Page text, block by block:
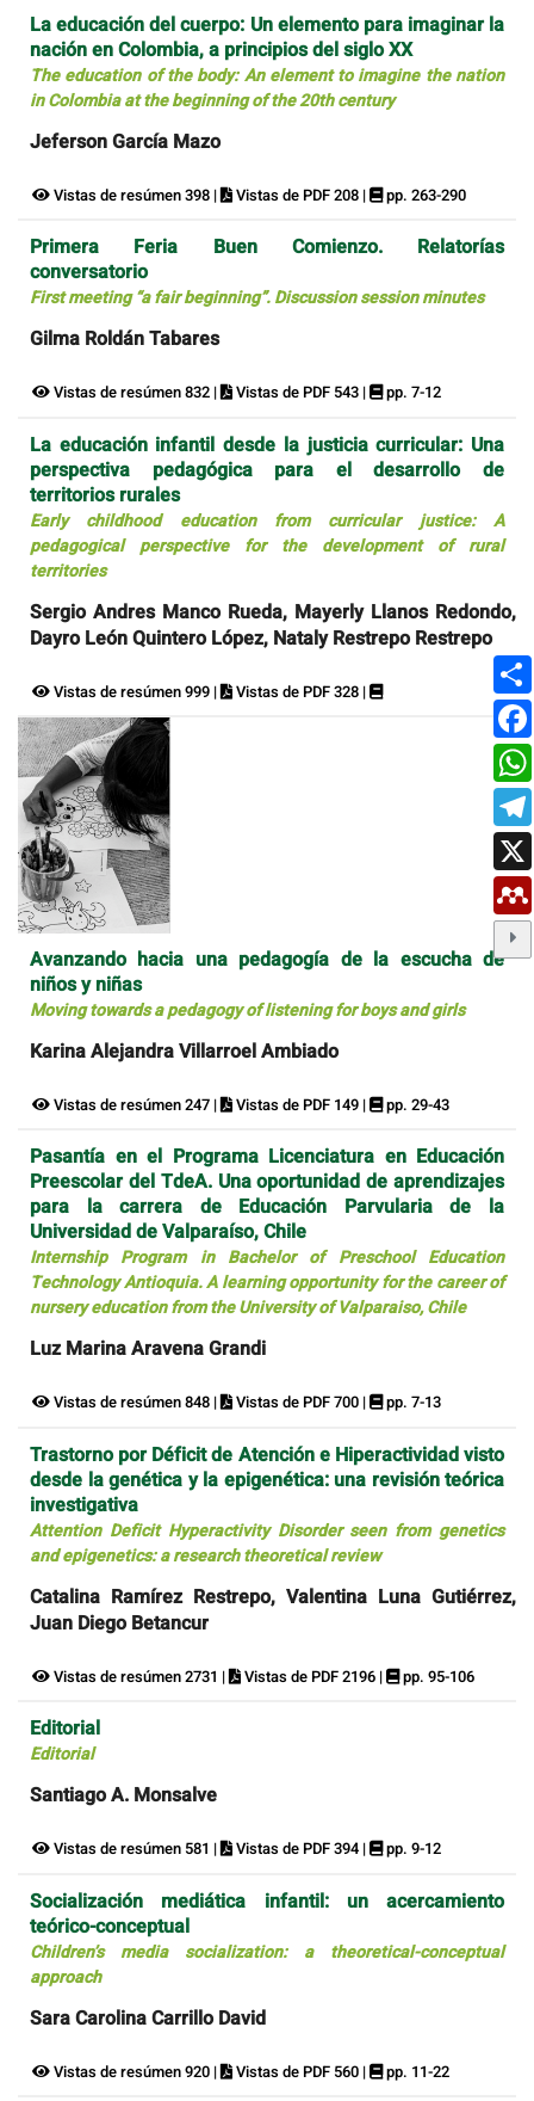
La educación del cuerpo: Un elemento para imaginar la
nación en Colombia, a principios del siglo XX
The education of the body: An element to imagine the nation
in Colombia at the beginning of the 20th century
Jeferson García Mazo
Vistas de resúmen 398 | Vistas de PDF 208 | pp. 263-290
Primera Feria Buen Comienzo. Relatorías
conversatorio
First meeting “a fair beginning”. Discussion session minutes
Gilma Roldán Tabares
Vistas de resúmen 832 | Vistas de PDF 543 | pp. 7-12
La educación infantil desde la justicia curricular: Una
perspectiva pedagógica para el desarrollo de
territorios rurales
Early childhood education from curricular justice: A
pedagogical perspective for the development of rural
territories
Sergio Andres Manco Rueda, Mayerly Llanos Redondo,
Dayro León Quintero López, Nataly Restrepo Restrepo
Vistas de resúmen 999 | Vistas de PDF 328 |
Avanzando hacia una pedagogía de la escucha de
niños y niñas
Moving towards a pedagogy of listening for boys and girls
Karina Alejandra Villarroel Ambiado
Vistas de resúmen 247 | Vistas de PDF 149 | pp. 29-43
Pasantía en el Programa Licenciatura en Educación
Preescolar del TdeA. Una oportunidad de aprendizajes
para la carrera de Educación Parvularia de la
Universidad de Valparaíso, Chile
Internship Program in Bachelor of Preschool Education
Technology Antioquia. A learning opportunity for the career of
nursery education from the University of Valparaiso, Chile
Luz Marina Aravena Grandi
Vistas de resúmen 848 | Vistas de PDF 700 | pp. 7-13
Trastorno por Déficit de Atención e Hiperactividad visto
desde la genética y la epigenética: una revisión teórica
investigativa
Attention Deficit Hyperactivity Disorder seen from genetics
and epigenetics: a research theoretical review
Catalina Ramírez Restrepo, Valentina Luna Gutiérrez,
Juan Diego Betancur
Vistas de resúmen 2731 | Vistas de PDF 2196 | pp. 95-106
Editorial
Editorial
Santiago A. Monsalve
Vistas de resúmen 581 | Vistas de PDF 394 | pp. 9-12
Socialización mediática infantil: un acercamiento
teórico-conceptual
Children’s media socialization: a theoretical-conceptual
approach
Sara Carolina Carrillo David
Vistas de resúmen 920 | Vistas de PDF 560 | pp. 11-22